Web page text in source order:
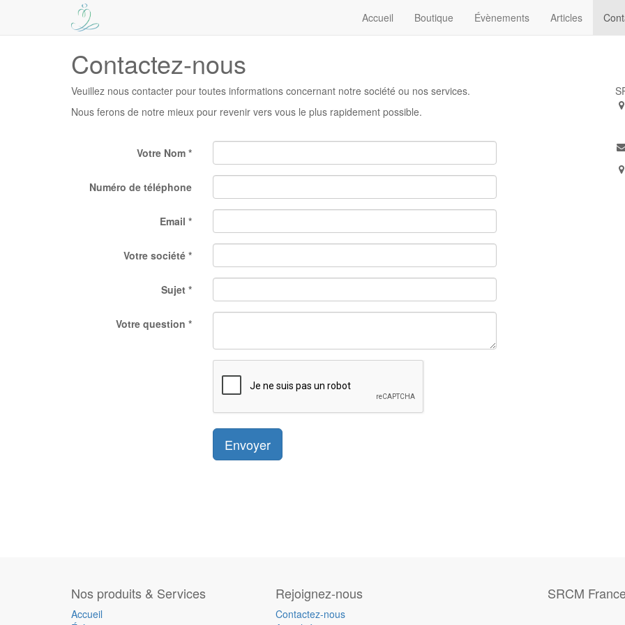
Accueil Boutique Évènements Articles
Contactez-nous
Veuillez nous contacter pour toutes informations concernant notre société ou nos services.
Nous ferons de notre mieux pour revenir vers vous le plus rapidement possible.
Votre Nom
Numéro de téléphone
Email
Votre société
Sujet
Votre question
Envoyer
Nos produits & Services
Accueil
Rejoignez-nous
Contactez-nous
SRCM